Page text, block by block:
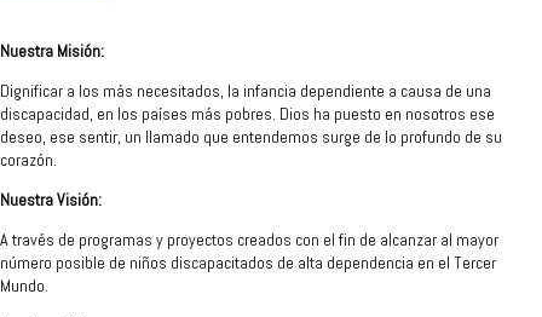
Nuestra Misión:
Dignificar a los más necesitados, la infancia dependiente a causa de una
discapacidad, en los países más pobres. Dios ha puesto en nosotros ese
deseo, ese sentir, un llamado que entendemos surge de lo profundo de su
corazón.
Nuestra Visión:
A través de programas y proyectos creados con el fin de alcanzar al mayor
número posible de niños discapacitados de alta dependencia en el Tercer
Mundo.